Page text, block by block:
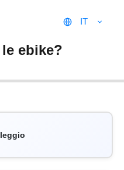
IT
ebike?